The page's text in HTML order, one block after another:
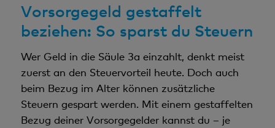
Vorsorgegeld gestaffelt
beziehen: So sparst du Steuern
Wer Geld in die Säule 3a einzahlt, denkt meist
zuerst an den Steuervorteil heute. Doch auch
beim Bezug im Alter können zusätzliche
Steuern gespart werden. Mit einem gestaffelten
Bezug deiner Vorsorgegelder kannst du – je